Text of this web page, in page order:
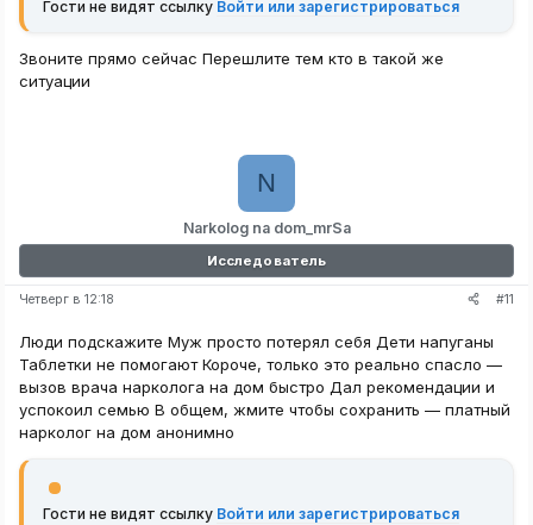
Гости не видят ссылку Войти или зарегистрироваться
Звоните прямо сейчас Перешлите тем кто в такой же
ситуации
Narkolog na dom_mrSa
N
Исследователь
Четверг в 12:18 #11
Люди подскажите Муж просто потерял себя Дети напуганы
Таблетки не помогают Короче, только это реально спасло —
вызов врача нарколога на дом быстро Дал рекомендации и
успокоил семью В общем, жмите чтобы сохранить — платный
нарколог на дом анонимно
Гости не видят ссылку Войти или зарегистрироваться